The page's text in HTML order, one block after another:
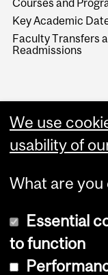
Courses and
Key Academic
Faculty Transfers
Readmissions
We use
usability of
What are
Essential
to function